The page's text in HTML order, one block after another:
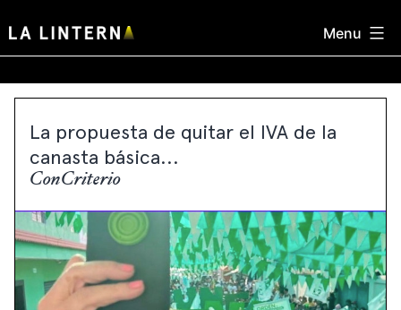
to
Menu
La propuesta de quitar el IVA de la
canasta básica...
ConCriterio